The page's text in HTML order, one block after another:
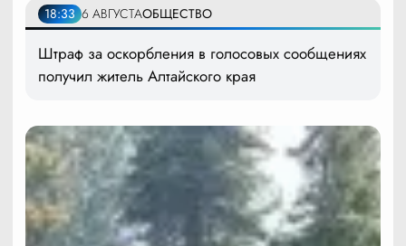
18:33 6 АВГУСТАОБЩЕСТВО
Штраф за оскорбления в голосовых сообщениях
получил житель Алтайского края